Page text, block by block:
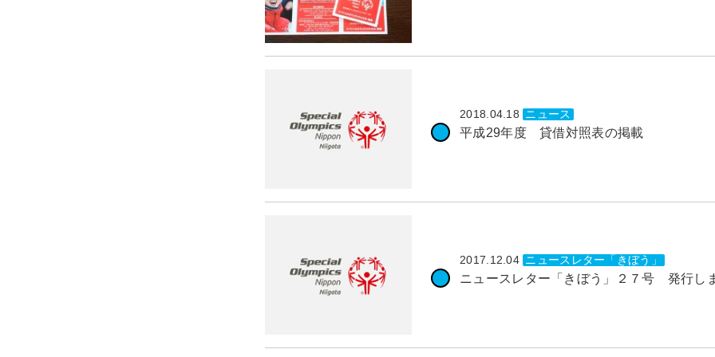
2018.04.18 ニュース
平成29年度 貸借対照表の掲載
2017.12.04 ニュースレター「きぼう」
ニュースレター「きぼう」２７号 発行し